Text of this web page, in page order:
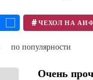
#
по популярности
Очень